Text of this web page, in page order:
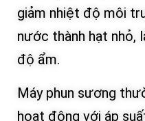
giảm nhiệt độ môi
nước thành hạt nhỏ,
độ ẩm.
Máy phun sương
hoạt động với áp